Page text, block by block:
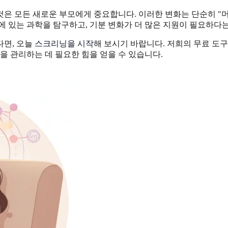
모든 새로운 부모에게 중요합니다. 이러한 변화는 단순히
있는 과학을 탐구하고, 기분 변화가 더 많은 지원이 필요하
면, 오늘 스크리닝을 시작해 보시기 바랍니다. 저희의 무료 도
관리하는 데 필요한 힘을 얻을 수 있습니다.